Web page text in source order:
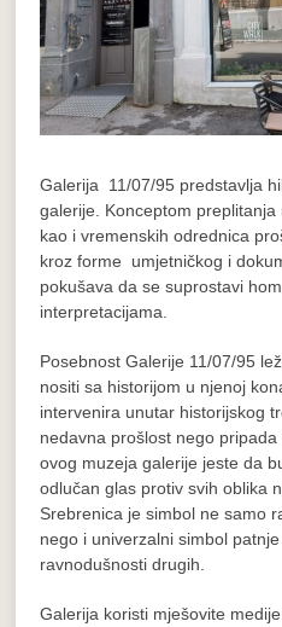
Galerija 11/07/95 predstavlja
galerije. Konceptom preplitanja
kao i vremenskih odrednica
kroz forme umjetničkog i
pokušava da se suprostavi
interpretacijama.
Posebnost Galerije 11/07/95
nositi sa historijom u njenoj
intervenira unutar historijskog
nedavna prošlost nego
ovog muzeja galerije jeste da
odlučan glas protiv svih oblika
Srebrenica je simbol ne samo
nego i univerzalni simbol
ravnodušnosti drugih.
Galerija koristi mješovite